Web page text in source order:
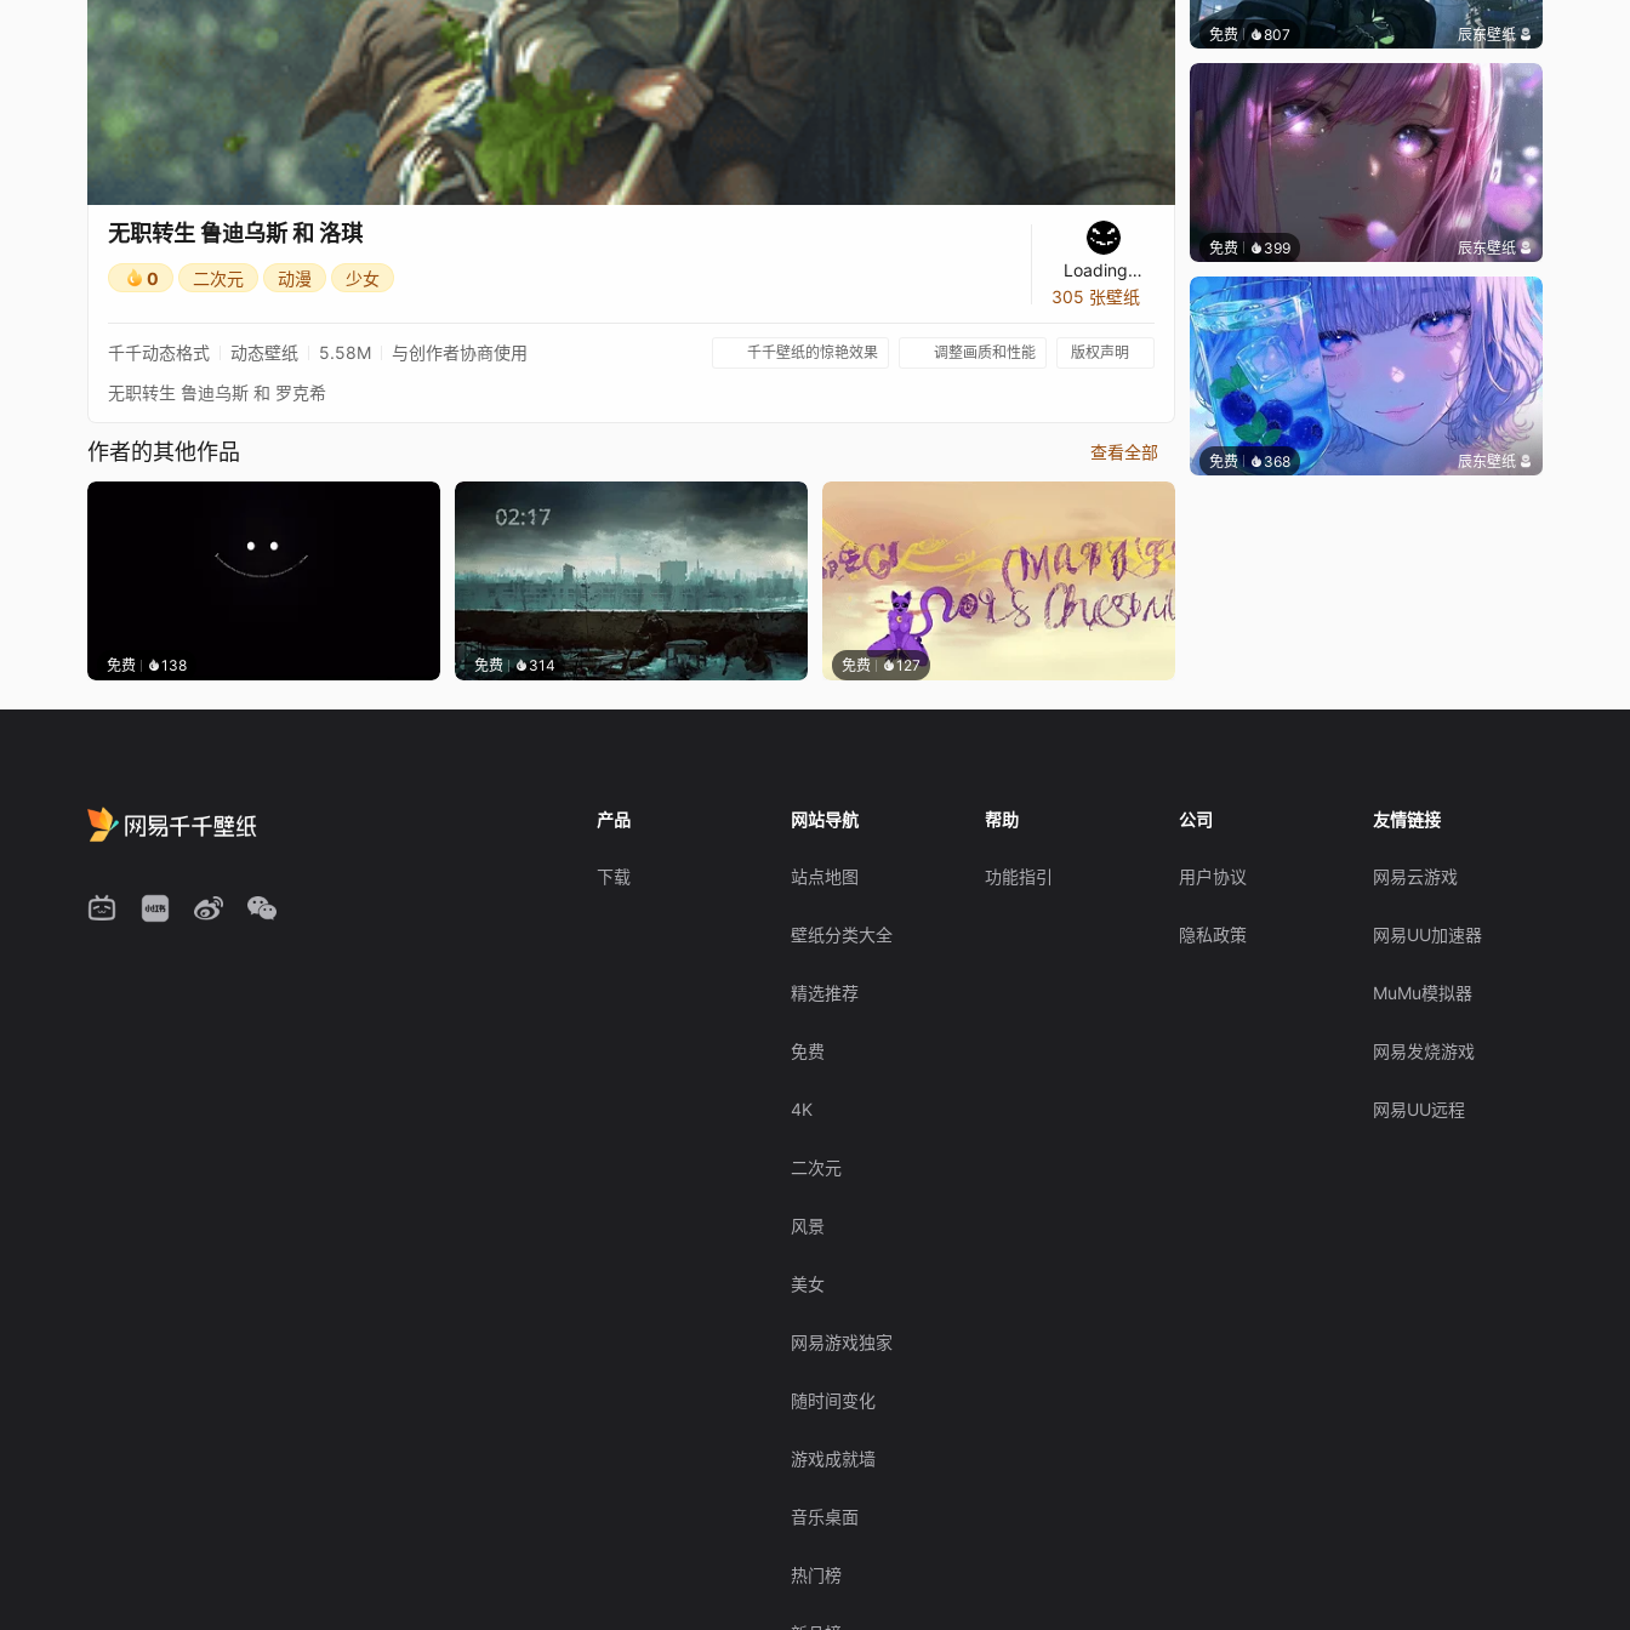
无职转生 鲁迪乌斯 和 洛琪
0 二次元 动漫 少女
Loading…
305 张壁纸
千千动态格式 动态壁纸 5.58M 与创作者协商使用 千千壁纸的惊艳效果 调整画质和性能 版权声明
无职转生 鲁迪乌斯 和 罗克希
作者的其他作品 查看全部
免费 138 免费 314 免费 127
免费 807 辰东壁纸
免费 399 辰东壁纸
免费 368 辰东壁纸
产品
下载
网站导航
站点地图
壁纸分类大全
精选推荐
免费
4K
二次元
风景
美女
网易游戏独家
随时间变化
游戏成就墙
音乐桌面
热门榜
帮助
功能指引
公司
用户协议
隐私政策
友情链接
网易云游戏
网易UU加速器
MuMu模拟器
网易发烧游戏
网易UU远程